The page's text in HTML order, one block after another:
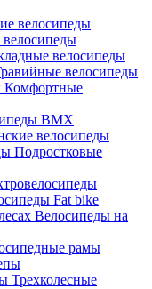
велосипеды
велосипеды
велосипеды
Комфортные
BMX
велосипеды
Подростковые
Fat bike
Велосипеды на
рамы
Трехколесные